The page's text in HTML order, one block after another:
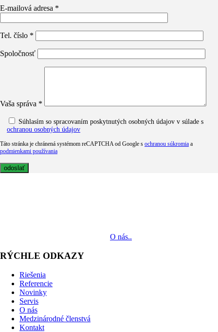
E-mailová adresa *
Tel. číslo *
Spoločnosť
Vaša správa *
Súhlasím so spracovaním poskytnutých osobných údajov v súlade s
ochranou osobných údajov
Táto stránka je chránená systémom reCAPTCHA od Google s ochranou súkromia a
podmienkami používania
O nás..
RÝCHLE ODKAZY
Riešenia
Referencie
Novinky
Servis
O nás
Medzinárodné členstvá
Kontakt